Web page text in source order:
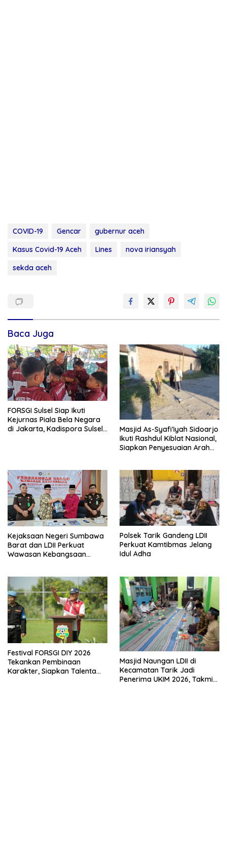
COVID-19 Gencar
gubernur aceh
Kasus Covid-19 Aceh
Lines
nova iriansyah
sekda aceh
Baca Juga
FORSGI Sulsel Siap Ikuti
Kejurnas Piala Bela Negara
di Jakarta, Kadispora Sulsel
Masjid As-Syafi’iyah Sidoarjo
Ikuti Rashdul Kiblat Nasional,
Siapkan Penyesuaian Arah
Kejaksaan Negeri Sumbawa
Barat dan LDII Perkuat
Wawasan Kebangsaan
Polsek Tarik Gandeng LDII
Perkuat Kamtibmas Jelang
Idul Adha
Festival FORSGI DIY 2026
Tekankan Pembinaan
Karakter, Siapkan Talenta
Masjid Naungan LDII di
Kecamatan Tarik Jadi
Penerima UKIM 2026, Takmir